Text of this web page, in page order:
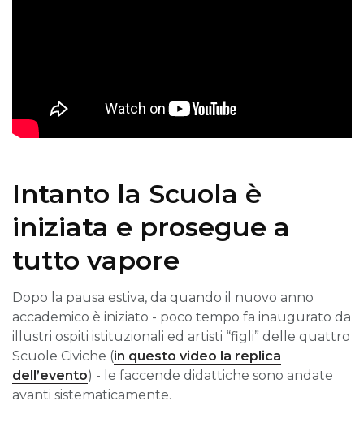
Intanto la Scuola è
iniziata e prosegue a
tutto vapore
Dopo la pausa estiva, da quando il nuovo anno
accademico è iniziato - poco tempo fa inaugurato da
illustri ospiti istituzionali ed artisti “figli” delle quattro
Scuole Civiche (in questo video la replica
dell’evento) - le faccende didattiche sono andate
avanti sistematicamente.